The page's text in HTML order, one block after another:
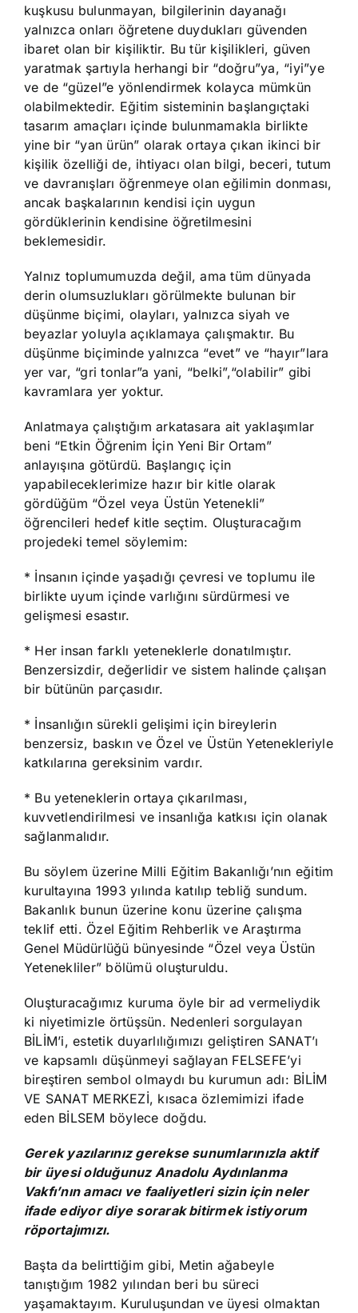
kuşkusu bulunmayan, bilgilerinin dayanağı
yalnızca onları öğretene duydukları güvenden
ibaret olan bir kişiliktir. Bu tür kişilikleri, güven
yaratmak şartıyla herhangi bir “doğru”ya, “iyi”ye
ve de “güzel”e yönlendirmek kolayca mümkün
olabilmektedir. Eğitim sisteminin başlangıçtaki
tasarım amaçları içinde bulunmamakla birlikte
yine bir “yan ürün” olarak ortaya çıkan ikinci bir
kişilik özelliği de, ihtiyacı olan bilgi, beceri, tutum
ve davranışları öğrenmeye olan eğilimin donması,
ancak başkalarının kendisi için uygun
gördüklerinin kendisine öğretilmesini
beklemesidir.
Yalnız toplumumuzda değil, ama tüm dünyada
derin olumsuzlukları görülmekte bulunan bir
düşünme biçimi, olayları, yalnızca siyah ve
beyazlar yoluyla açıklamaya çalışmaktır. Bu
düşünme biçiminde yalnızca “evet” ve “hayır”lara
yer var, “gri tonlar”a yani, “belki”,“olabilir” gibi
kavramlara yer yoktur.
Anlatmaya çalıştığım arkatasara ait yaklaşımlar
beni “Etkin Öğrenim İçin Yeni Bir Ortam”
anlayışına götürdü. Başlangıç için
yapabileceklerimize hazır bir kitle olarak
gördüğüm “Özel veya Üstün Yetenekli”
öğrencileri hedef kitle seçtim. Oluşturacağım
projedeki temel söylemim:
* İnsanın içinde yaşadığı çevresi ve toplumu ile
birlikte uyum içinde varlığını sürdürmesi ve
gelişmesi esastır.
* Her insan farklı yeteneklerle donatılmıştır.
Benzersizdir, değerlidir ve sistem halinde çalışan
bir bütünün parçasıdır.
* İnsanlığın sürekli gelişimi için bireylerin
benzersiz, baskın ve Özel ve Üstün Yetenekleriyle
katkılarına gereksinim vardır.
* Bu yeteneklerin ortaya çıkarılması,
kuvvetlendirilmesi ve insanlığa katkısı için olanak
sağlanmalıdır.
Bu söylem üzerine Milli Eğitim Bakanlığı’nın eğitim
kurultayına 1993 yılında katılıp tebliğ sundum.
Bakanlık bunun üzerine konu üzerine çalışma
teklif etti. Özel Eğitim Rehberlik ve Araştırma
Genel Müdürlüğü bünyesinde “Özel veya Üstün
Yetenekliler” bölümü oluşturuldu.
Oluşturacağımız kuruma öyle bir ad vermeliydik
ki niyetimizle örtüşsün. Nedenleri sorgulayan
BİLİM’i, estetik duyarlılığımızı geliştiren SANAT’ı
ve kapsamlı düşünmeyi sağlayan FELSEFE’yi
bireştiren sembol olmaydı bu kurumun adı: BİLİM
VE SANAT MERKEZİ, kısaca özlemimizi ifade
eden BİLSEM böylece doğdu.
Gerek yazılarınız gerekse sunumlarınızla aktif
bir üyesi olduğunuz Anadolu Aydınlanma
Vakfı’nın amacı ve faaliyetleri sizin için neler
ifade ediyor diye sorarak bitirmek istiyorum
röportajımızı.
Başta da belirttiğim gibi, Metin ağabeyle
tanıştığım 1982 yılından beri bu süreci
yaşamaktayım. Kuruluşundan ve üyesi olmaktan